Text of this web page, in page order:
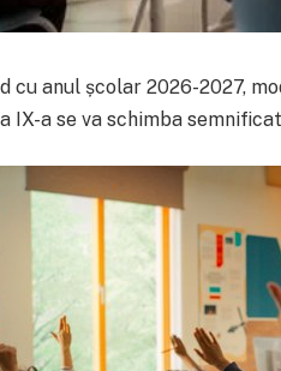
cu anul școlar 2026-2027,
IX-a se va schimba